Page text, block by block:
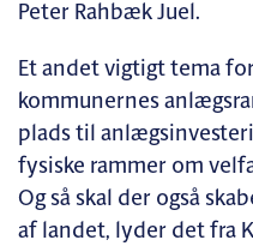
Peter Rahbæk Juel.
Et andet vigtigt tema
kommunernes
plads til
fysiske rammer om
Og så skal der også
af landet, lyder det fra